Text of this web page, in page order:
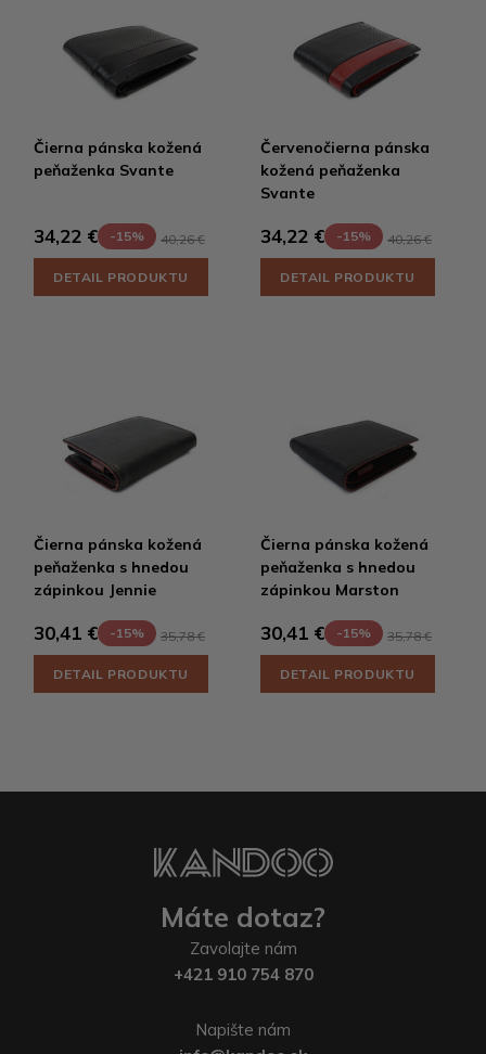
Čierna pánska kožená
peňaženka Svante
34,22 € -15% 40,26 €
DETAIL PRODUKTU
Červenočierna pánska
kožená peňaženka
Svante
34,22 € -15% 40,26 €
DETAIL PRODUKTU
Čierna pánska kožená
peňaženka s hnedou
zápinkou Jennie
30,41 € -15% 35,78 €
DETAIL PRODUKTU
Čierna pánska kožená
peňaženka s hnedou
zápinkou Marston
30,41 € -15% 35,78 €
DETAIL PRODUKTU
Máte dotaz?
Zavolajte nám
+421 910 754 870
Napište nám